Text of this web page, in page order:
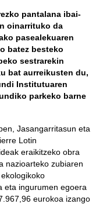
pantalana ibai-
oinarrituko da
pasealekuaren
batez besteko
sestrarekin
bat aurreikusten du,
Institutuaren
parkeko barne
Jasangarritasun eta
Lotin
eraikitzeko obra
nazioarteko zubiaren
eta ingurumen egoera
eurokoa izango